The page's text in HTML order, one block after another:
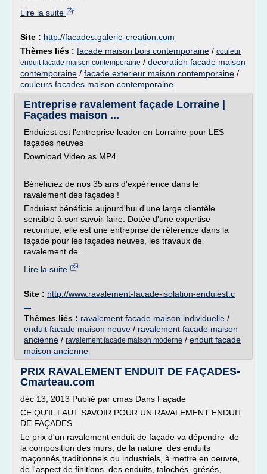
Lire la suite
Site : http://facades.galerie-creation.com
Thèmes liés : facade maison bois contemporaine / couleur
enduit facade maison contemporaine / decoration facade maison
contemporaine / facade exterieur maison contemporaine /
couleurs facades maison contemporaine
Entreprise ravalement façade Lorraine |
Façades maison ...
Enduiest est l'entreprise leader en Lorraine pour LES
façades neuves
Download Video as MP4
Bénéficiez de nos 35 ans d'expérience dans le
ravalement des façades !
Enduiest bénéficie aujourd'hui d'une large clientèle
sensible à son savoir-faire. Dotée d'une expertise
reconnue, elle est une entreprise de référence dans la
façade pour les façades neuves, les travaux de
ravalement de...
Lire la suite
Site : http://www.ravalement-facade-isolation-enduiest.c
Thèmes liés : ravalement facade maison individuelle /
enduit facade maison neuve / ravalement facade maison
ancienne / ravalement facade maison moderne / enduit facade
maison ancienne
PRIX RAVALEMENT ENDUIT DE FAÇADES-
Cmarteau.com
déc 13, 2013 Publié par cmas Dans Façade
CE QU'IL FAUT SAVOIR POUR UN RAVALEMENT ENDUIT
DE FAÇADES
Le prix d'un ravalement enduit de façade va dépendre de
la composition des murs, de la nature des enduits
maçonnés,traditionnels ou industriels, à mettre en oeuvre,
de l'aspect de finitions des enduits, talochés, grésés,